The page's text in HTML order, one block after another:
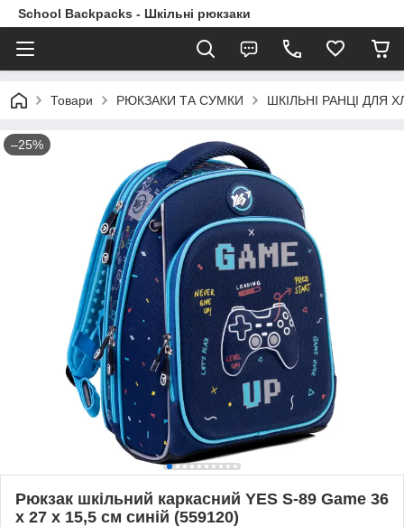
School Backpacks - Шкільні рюкзаки
Товари РЮКЗАКИ ТА СУМКИ ШКІЛЬНІ РАНЦІ ДЛЯ
–25%
Рюкзак шкільний каркасний YES S-89 Game 36
x 27 x 15,5 см синій (559120)